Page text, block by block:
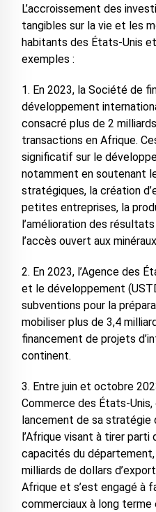
L’accroissement des
tangibles sur la vie et les
habitants des États-Unis
exemples :
1. En 2023, la Société de
développement
consacré plus de 2
transactions en Afrique.
significatif sur le
notamment en soutenant
stratégiques, la création
petites entreprises, la
l’amélioration des
l’accès ouvert aux
2. En 2023, l’Agence des
et le développement
subventions pour la
mobiliser plus de 3,4
financement de projets
continent.
3. Entre juin et octobre
Commerce des États-Unis,
lancement de sa stratégie
l’Afrique visant à tirer parti
capacités du
milliards de dollars
Afrique et s’est engagé à
commerciaux à long